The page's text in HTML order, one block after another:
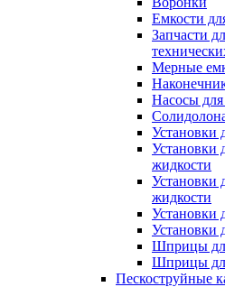
Емкости
Запчасти
Мерные
Насосы
Установки
Установки
жидкости
Установки
жидкости
Установки
Установки
Шприцы
Шприцы
Пескоструйные